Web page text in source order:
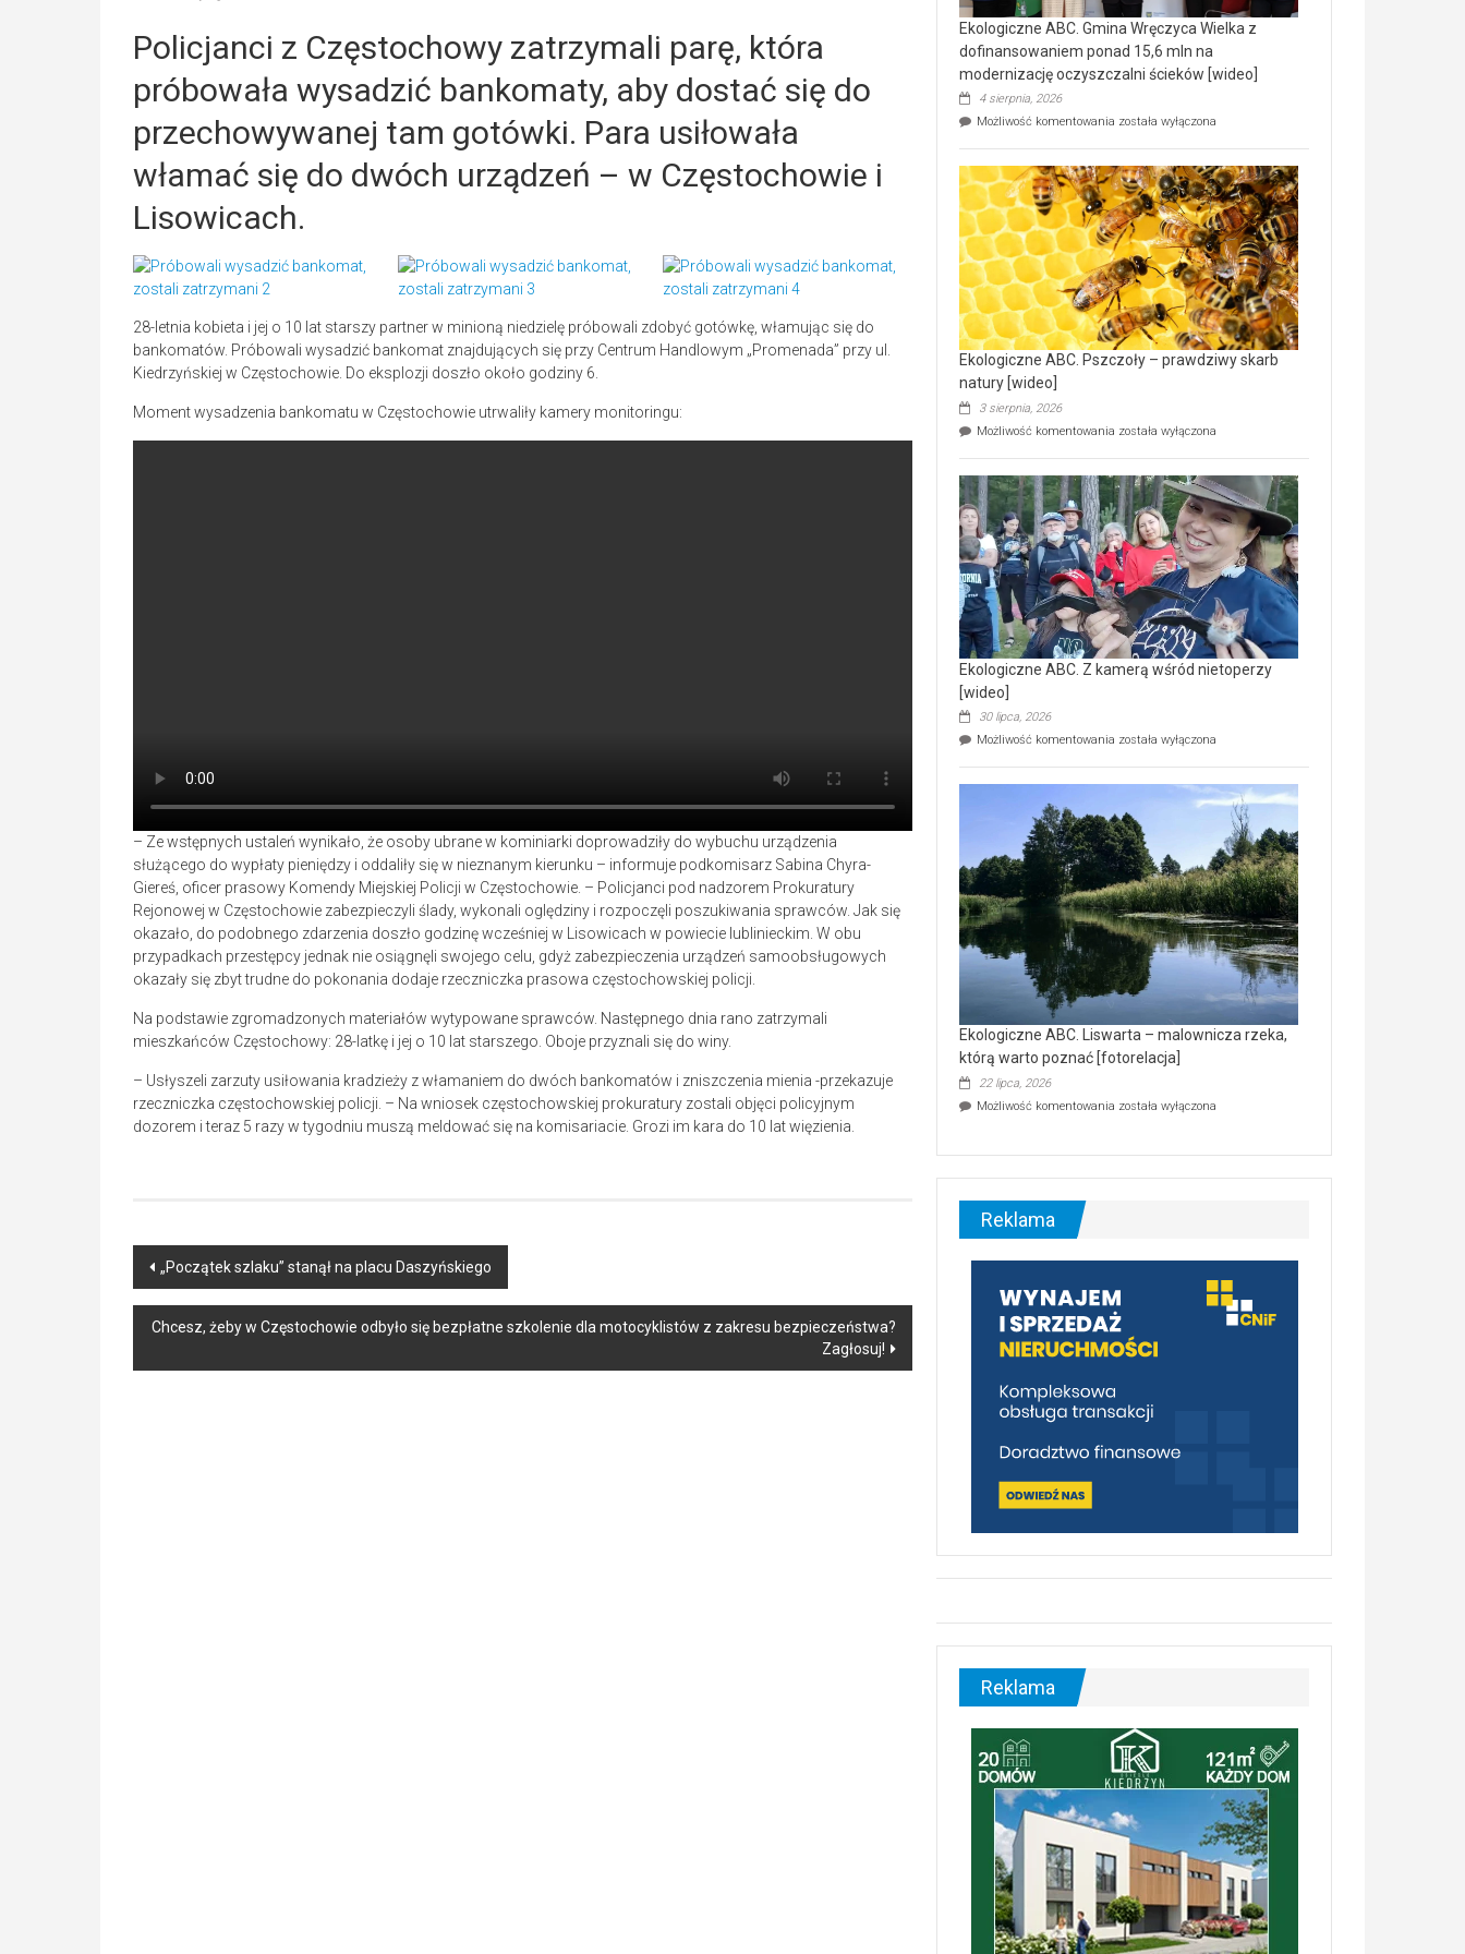
Policjanci z Częstochowy zatrzymali parę, która
próbowała wysadzić bankomaty, aby dostać się do
przechowywanej tam gotówki. Para usiłowała
włamać się do dwóch urządzeń – w Częstochowie i
Lisowicach.
28-letnia kobieta i jej o 10 lat starszy partner w minioną niedzielę próbowali zdobyć gotówkę, włamując się do
bankomatów. Próbowali wysadzić bankomat znajdujących się przy Centrum Handlowym „Promenada” przy ul.
Kiedrzyńskiej w Częstochowie. Do eksplozji doszło około godziny 6.
Moment wysadzenia bankomatu w Częstochowie utrwaliły kamery monitoringu:
– Ze wstępnych ustaleń wynikało, że osoby ubrane w kominiarki doprowadziły do wybuchu urządzenia
służącego do wypłaty pieniędzy i oddaliły się w nieznanym kierunku – informuje podkomisarz Sabina Chyra-
Giereś, oficer prasowy Komendy Miejskiej Policji w Częstochowie. – Policjanci pod nadzorem Prokuratury
Rejonowej w Częstochowie zabezpieczyli ślady, wykonali oględziny i rozpoczęli poszukiwania sprawców. Jak się
okazało, do podobnego zdarzenia doszło godzinę wcześniej w Lisowicach w powiecie lublinieckim. W obu
przypadkach przestępcy jednak nie osiągnęli swojego celu, gdyż zabezpieczenia urządzeń samoobsługowych
okazały się zbyt trudne do pokonania dodaje rzeczniczka prasowa częstochowskiej policji.
Na podstawie zgromadzonych materiałów wytypowane sprawców. Następnego dnia rano zatrzymali
mieszkańców Częstochowy: 28-latkę i jej o 10 lat starszego. Oboje przyznali się do winy.
– Usłyszeli zarzuty usiłowania kradzieży z włamaniem do dwóch bankomatów i zniszczenia mienia -przekazuje
rzeczniczka częstochowskiej policji. – Na wniosek częstochowskiej prokuratury zostali objęci policyjnym
dozorem i teraz 5 razy w tygodniu muszą meldować się na komisariacie. Grozi im kara do 10 lat więzienia.
Post
navigation
„Początek szlaku” stanął na placu Daszyńskiego
Chcesz, żeby w Częstochowie odbyło się bezpłatne szkolenie dla motocyklistów z zakresu bezpieczeństwa?
Zagłosuj!
Ekologiczne ABC. Gmina Wręczyca Wielka z
dofinansowaniem ponad 15,6 mln na
modernizację oczyszczalni ścieków [wideo]
4 sierpnia, 2026
Możliwość komentowania Ekologiczne
Wręczyca
Wielka
z
dofinansowaniem
ponad
15,6
mln
na
modernizację
oczyszczalni
ścieków
[wideo]
została wyłączona
Ekologiczne ABC. Pszczoły – prawdziwy skarb
natury [wideo]
3 sierpnia, 2026
Możliwość komentowania Ekologiczne
–
prawdziwy
skarb
natury
[wideo]
została wyłączona
Ekologiczne ABC. Z kamerą wśród nietoperzy
[wideo]
30 lipca, 2026
Możliwość komentowania Ekologiczne
wśród
nietoperzy
[wideo]
została wyłączona
Ekologiczne ABC. Liswarta – malownicza rzeka,
którą warto poznać [fotorelacja]
22 lipca, 2026
Możliwość komentowania Ekologiczne
–
malownicza
[fotorelacja]
została wyłączona
Reklama
Reklama